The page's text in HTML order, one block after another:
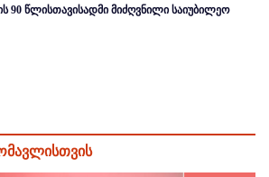
90 წლისთავისადმი მიძღვნილი საიუბილეო